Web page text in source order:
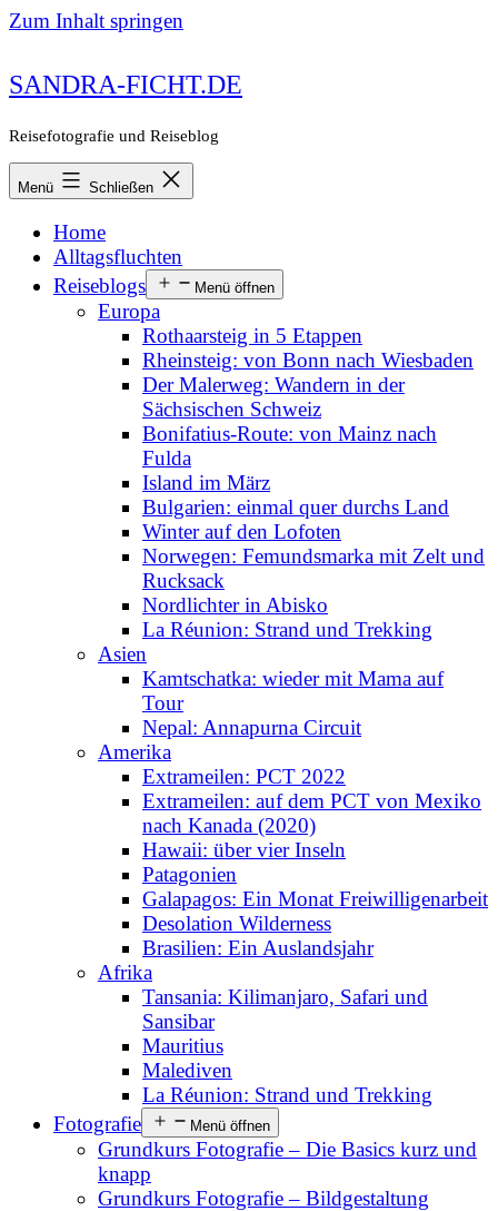
Zum Inhalt springen
SANDRA-FICHT.DE
Reisefotografie und Reiseblog
Menü Schließen
Home
Alltagsfluchten
Reiseblogs
Menü öffnen
Europa
Rothaarsteig in 5 Etappen
Rheinsteig: von Bonn nach Wiesbaden
Der Malerweg: Wandern in der
Sächsischen Schweiz
Bonifatius-Route: von Mainz nach
Fulda
Island im März
Bulgarien: einmal quer durchs Land
Winter auf den Lofoten
Norwegen: Femundsmarka mit Zelt und
Rucksack
Nordlichter in Abisko
La Réunion: Strand und Trekking
Asien
Kamtschatka: wieder mit Mama auf
Tour
Nepal: Annapurna Circuit
Amerika
Extrameilen: PCT 2022
Extrameilen: auf dem PCT von Mexiko
nach Kanada (2020)
Hawaii: über vier Inseln
Patagonien
Galapagos: Ein Monat Freiwilligenarbeit
Desolation Wilderness
Brasilien: Ein Auslandsjahr
Afrika
Tansania: Kilimanjaro, Safari und
Sansibar
Mauritius
Malediven
La Réunion: Strand und Trekking
Fotografie
Menü öffnen
Grundkurs Fotografie – Die Basics kurz und
knapp
Grundkurs Fotografie – Bildgestaltung